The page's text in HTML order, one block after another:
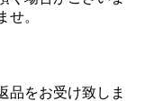
せ。
品をお受け致しま